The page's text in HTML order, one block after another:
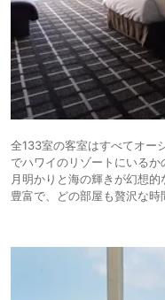
全133室の客室はすべてオー
でハワイのリゾートにいるか
月明かりと海の輝きが幻想
豊富で、どの部屋も贅沢な時